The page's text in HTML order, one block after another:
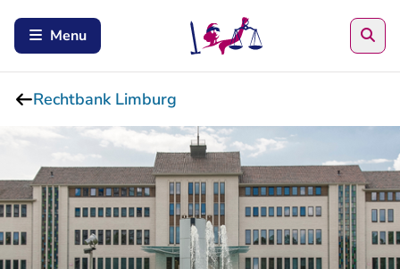
Menu
Rechtbank Limburg